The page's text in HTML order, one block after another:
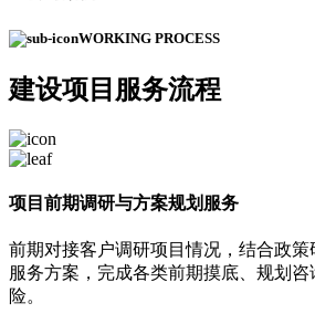
WORKING PROCESS
建设项目 服务流程
项目前期调研与方案规划服务
前期对接客户调研项目情况，结合政
服务方案，完成各类前期摸底、规划
险。